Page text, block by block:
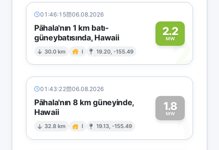
01:46:15 06.08.2026
Pāhala'nın 1 km batı-
güneybatısında, Hawaii
30.0 km I 19.20, -155.49
2.2
MW2
01:43:22 06.08.2026
Pāhala'nın 8 km güneyinde,
Hawaii
32.8 km I 19.13, -155.49
1.8
MW1